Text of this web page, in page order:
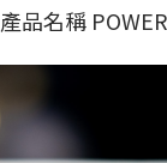
品名稱